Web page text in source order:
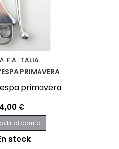
F.A. ITALIA
PRIMAVERA
primavera
€
al carrito
stock